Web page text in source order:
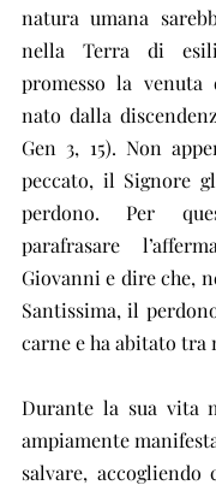
natura umana
nella Terra di
promesso la venuta
nato dalla
Gen 3, 15). Non
peccato, il Signore
perdono. Per
parafrasare
Giovanni e dire che,
Santissima, il
carne e ha abitato tra
Durante la sua vita
ampiamente
salvare,